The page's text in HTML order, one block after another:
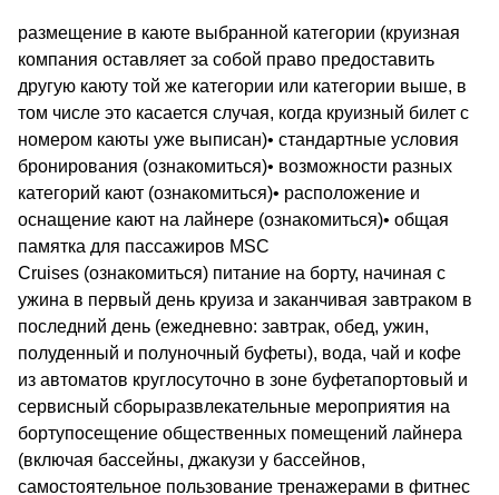
размещение в каюте выбранной категории (круизная
компания оставляет за собой право предоставить
другую каюту той же категории или категории выше, в
том числе это касается случая, когда круизный билет с
номером каюты уже выписан)• стандартные условия
бронирования (ознакомиться)• возможности разных
категорий кают (ознакомиться)• расположение и
оснащение кают на лайнере (ознакомиться)• общая
памятка для пассажиров MSC
Cruises (ознакомиться) питание на борту, начиная с
ужина в первый день круиза и заканчивая завтраком в
последний день (ежедневно: завтрак, обед, ужин,
полуденный и полуночный буфеты), вода, чай и кофе
из автоматов круглосуточно в зоне буфетапортовый и
сервисный сборыразвлекательные мероприятия на
бортупосещение общественных помещений лайнера
(включая бассейны, джакузи у бассейнов,
самостоятельное пользование тренажерами в фитнес